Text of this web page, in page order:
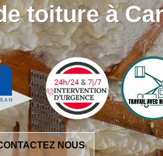
toiture à
NOUS